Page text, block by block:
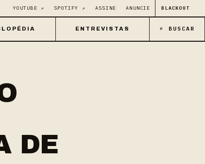
YOUTUBE ↗ SPOTIFY ↗ ASSINE ANUNCIE BLACKOUT
ENTREVISTAS ⌕ BUSCAR
DE